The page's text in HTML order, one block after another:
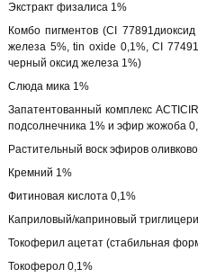
Экстракт физалиса 1%
Комбо пигментов (CI
железа 5%, tin oxide 0,1%, CI
черный оксид железа 1%)
Слюда мика 1%
Запатентованный комплекс
подсолнечника 1% и эфир жожоба
Растительный воск эфиров
Кремний 1%
Фитиновая кислота 0,1%
Каприловый/каприновый
Токоферил ацетат (стабильная
Токоферол 0,1%